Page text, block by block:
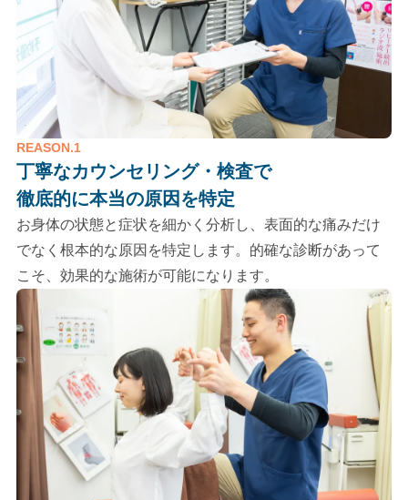
REASON.1
丁寧なカウンセリング・検査で
徹底的に本当の原因を特定
お身体の状態と症状を細かく分析し、表面的な痛みだけ
でなく根本的な原因を特定します。的確な診断があって
こそ、効果的な施術が可能になります。